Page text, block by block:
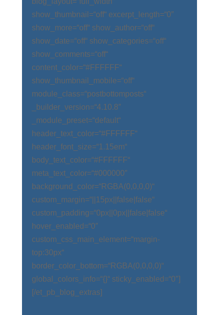
show_thumbnail=“off“ excerpt_length=“0″
show_more=“off“ show_author=“off“
show_date=“off“ show_categories=“off“
show_comments=“off“
content_color=“#FFFFFF“
show_thumbnail_mobile=“off“
module_class=“postbottomposts“
_builder_version=“4.10.8″
_module_preset=“default“
header_text_color=“#FFFFFF“
header_font_size=“1.15em“
body_text_color=“#FFFFFF“
meta_text_color=“#000000″
background_color=“RGBA(0,0,0,0)“
custom_margin=“||15px||false|false“
custom_padding=“0px||0px||false|false“
hover_enabled=“0″
custom_css_main_element=“margin-
top:30px“
border_color_bottom=“RGBA(0,0,0,0)“
global_colors_info=“{}“ sticky_enabled=“0″]
[/et_pb_blog_extras]